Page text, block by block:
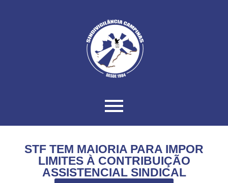
STF TEM MAIORIA PARA IMPOR
LIMITES À CONTRIBUIÇÃO
ASSISTENCIAL SINDICAL